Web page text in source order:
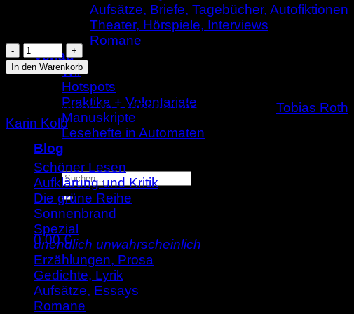
Aufsätze, Briefe, Tagebücher, Autofiktionen
Theater, Hörspiele, Interviews
Romane
Verlag
Wir
Hotspots
Praktika + Volontariate
Manuskripte
Lesehefte in Automaten
Blog
Suche
nach:
0,00€
Warenkorb
Tobias
Roth:
Vorratsdatenruinen
Menge
In den Warenkorb
Artikelnummer:9783955660697 Tobias Roth
Karin Kolb
Schöner Lesen
Aufklärung und Kritik
Die grüne Reihe
Sonnenbrand
Spezial
unendlich unwahrscheinlich
Erzählungen, Prosa
Gedichte, Lyrik
Aufsätze, Essays
Romane